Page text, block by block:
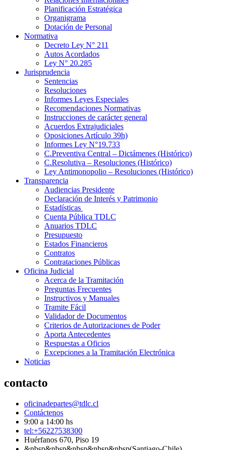
Planificación Estratégica
Organigrama
Dotación de Personal
Normativa
Decreto Ley N° 211
Autos Acordados
Ley N° 20.285
Jurisprudencia
Sentencias
Resoluciones
Informes Leyes Especiales
Recomendaciones Normativas
Instrucciones de carácter general
Acuerdos Extrajudiciales
Oposiciones Artículo 39h)
Informes Ley N°19.733
C.Preventiva Central – Dictámenes (Histórico)
C.Resolutiva – Resoluciones (Histórico)
Ley Antimonopolio – Resoluciones (Histórico)
Transparencia
Audiencias Presidente
Declaración de Interés y Patrimonio
Estadísticas
Cuenta Pública TDLC
Anuarios TDLC
Presupuesto
Estados Financieros
Contratos
Contrataciones Públicas
Oficina Judicial
Acerca de la Tramitación
Preguntas Frecuentes
Instructivos y Manuales
Tramite Fácil
Validador de Documentos
Criterios de Autorizaciones de Poder
Aporta Antecedentes
Respuestas a Oficios
Excepciones a la Tramitación Electrónica
Noticias
contacto
oficinadepartes@tdlc.cl
Contáctenos
9:00 a 14:00 hs
tel:+56227538300
Huérfanos 670, Piso 19